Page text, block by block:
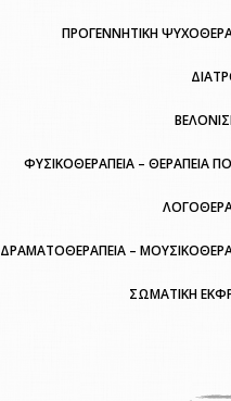
ΠΡΟΓΕΝΝΗΤΙΚΗ
ΦΥΣΙΚΟΘΕΡΑΠΕΙΑ – ΘΕΡΑΠΕΙΑ
ΔΡΑΜΑΤΟΘΕΡΑΠΕΙΑ –
ΣΩΜΑΤΙΚΗ